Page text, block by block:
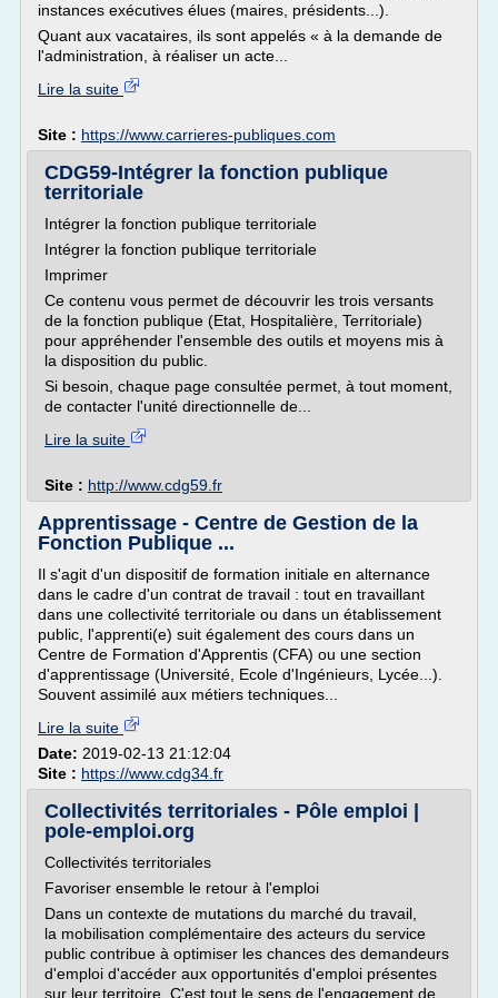
instances exécutives élues (maires, présidents...).
Quant aux vacataires, ils sont appelés « à la demande de
l'administration, à réaliser un acte...
Lire la suite
Site : https://www.carrieres-publiques.com
CDG59-Intégrer la fonction publique
territoriale
Intégrer la fonction publique territoriale
Intégrer la fonction publique territoriale
Imprimer
Ce contenu vous permet de découvrir les trois versants
de la fonction publique (Etat, Hospitalière, Territoriale)
pour appréhender l'ensemble des outils et moyens mis à
la disposition du public.
Si besoin, chaque page consultée permet, à tout moment,
de contacter l'unité directionnelle de...
Lire la suite
Site : http://www.cdg59.fr
Apprentissage - Centre de Gestion de la
Fonction Publique ...
Il s'agit d'un dispositif de formation initiale en alternance
dans le cadre d'un contrat de travail : tout en travaillant
dans une collectivité territoriale ou dans un établissement
public, l'apprenti(e) suit également des cours dans un
Centre de Formation d'Apprentis (CFA) ou une section
d'apprentissage (Université, Ecole d'Ingénieurs, Lycée...).
Souvent assimilé aux métiers techniques...
Lire la suite
Date: 2019-02-13 21:12:04
Site : https://www.cdg34.fr
Collectivités territoriales - Pôle emploi |
pole-emploi.org
Collectivités territoriales
Favoriser ensemble le retour à l'emploi
Dans un contexte de mutations du marché du travail,
la mobilisation complémentaire des acteurs du service
public contribue à optimiser les chances des demandeurs
d'emploi d'accéder aux opportunités d'emploi présentes
sur leur territoire. C'est tout le sens de l'engagement de